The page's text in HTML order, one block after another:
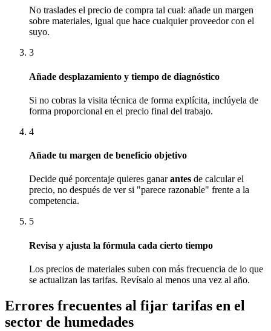
No traslades el precio de compra tal cual: añade un margen
sobre materiales, igual que hace cualquier proveedor con el
suyo.
3
Añade desplazamiento y tiempo de diagnóstico
Si no cobras la visita técnica de forma explícita, inclúyela de
forma proporcional en el precio final del trabajo.
4
Añade tu margen de beneficio objetivo
Decide qué porcentaje quieres ganarantes de calcular el
precio, no después de ver si "parece razonable" frente a la
competencia.
5
Revisa y ajusta la fórmula cada cierto tiempo
Los precios de materiales suben con más frecuencia de lo que
se actualizan las tarifas. Revísalo al menos una vez al año.
Errores frecuentes al fijar tarifas en el
sector de humedades